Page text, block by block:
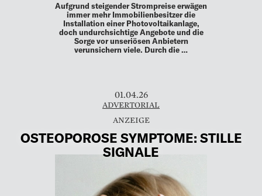
Aufgrund steigender Strompreise erwägen
immer mehr Immobilienbesitzer die
Installation einer Photovoltaikanlage,
doch undurchsichtige Angebote und die
Sorge vor unseriösen Anbietern
verunsichern viele. Durch die …
01.04.26
ADVERTORIAL
OSTEOPOROSE SYMPTOME: STILLE
SIGNALE